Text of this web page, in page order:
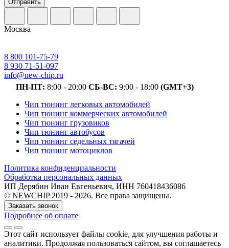
Отправить
Москва
8 800 101-75-79
8 930 71-51-097
info@new-chip.ru
ПН-ПТ: 8:00 - 20:00 СБ-ВС: 9:00 - 18:00 (GMT+3)
Чип тюнинг легковых автомобилей
Чип тюнинг коммерческих автомобилей
Чип тюнинг грузовиков
Чип тюнинг автобусов
Чип тюнинг седельных тягачей
Чип тюнинг мотоциклов
Политика конфиденциальности
Обработка персональных данных
ИП Дерябин Иван Евгеньевич, ИНН 760418436086
© NEWCHIP 2019 - 2026. Все права защищены.
Заказать звонок
Подробнее об оплате
Этот сайт использует файлы cookie, для улучшения работы и
аналитики. Продолжая пользоваться сайтом, вы соглашаетесь